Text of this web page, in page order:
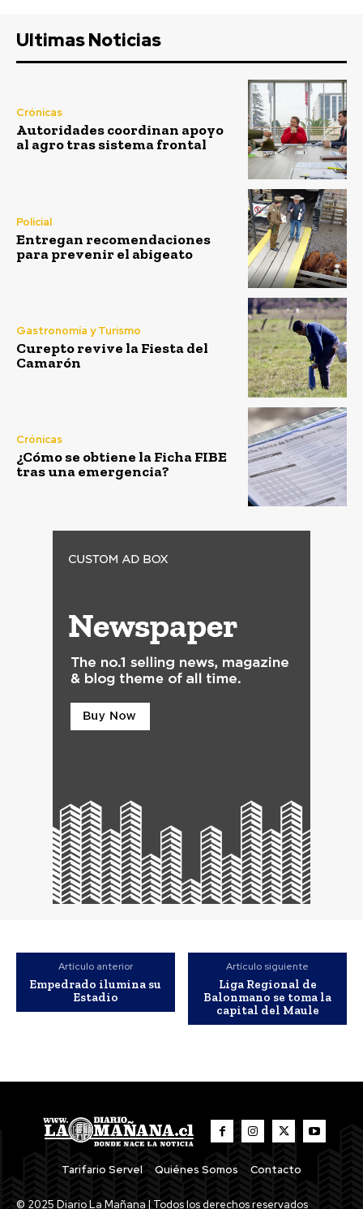
Ultimas Noticias
Crónicas
Autoridades coordinan apoyo
al agro tras sistema frontal
Policial
Entregan recomendaciones
para prevenir el abigeato
Gastronomía y Turismo
Curepto revive la Fiesta del
Camarón
Crónicas
¿Cómo se obtiene la Ficha FIBE
tras una emergencia?
Artículo anterior
Empedrado ilumina su
Estadio
Artículo siguiente
Liga Regional de
Balonmano se toma la
capital del Maule
Tarifario Servel Quiénes Somos Contacto
© 2025 Diario La Mañana | Todos los derechos reservados